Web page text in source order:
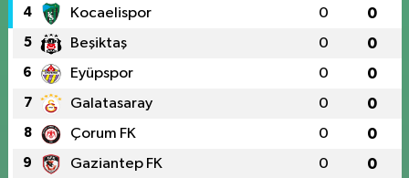
4 Kocaelispor 0 0
5 Beşiktaş 0 0
6 Eyüpspor 0 0
7 Galatasaray 0 0
8 Çorum FK 0 0
9 Gaziantep FK 0 0